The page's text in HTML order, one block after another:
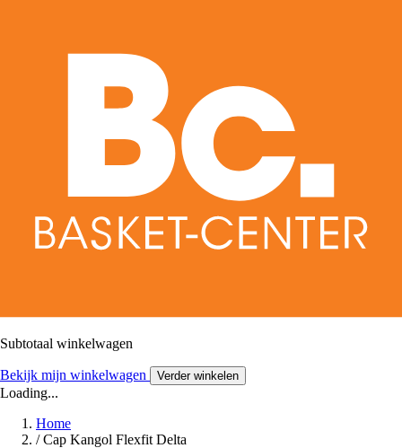
Subtotaal winkelwagen
Bekijk mijn winkelwagen Verder winkelen
Loading...
Home
/ Cap Kangol Flexfit Delta